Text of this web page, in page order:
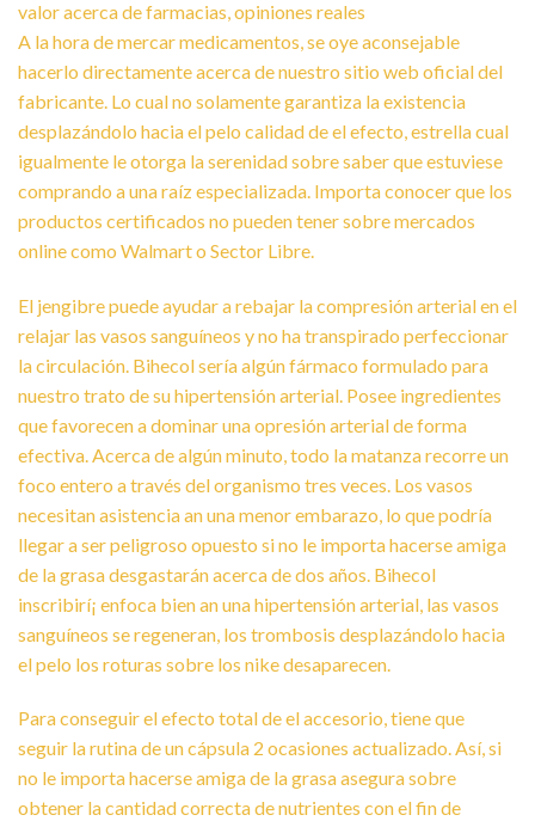
A la hora de mercar medicamentos, se oye aconsejable
hacerlo directamente acerca de nuestro sitio web oficial del
fabricante. Lo cual no solamente garantiza la existencia
desplazándolo hacia el pelo calidad de el efecto, estrella cual
igualmente le otorga la serenidad sobre saber que estuviese
comprando a una raíz especializada. Importa conocer que los
productos certificados no pueden tener sobre mercados
online como Walmart o Sector Libre.
El jengibre puede ayudar a rebajar la compresión arterial en el
relajar las vasos sanguíneos y no ha transpirado perfeccionar
la circulación. Bihecol serí­a algún fármaco formulado para
nuestro trato de su hipertensión arterial. Posee ingredientes
que favorecen a dominar una opresión arterial de forma
efectiva. Acerca de algún minuto, todo la matanza recorre un
foco entero a través del organismo tres veces. Los vasos
necesitan asistencia an una menor embarazo, lo que podrí­a
llegar a ser peligroso opuesto si no le importa hacerse amiga
de la grasa desgastarán acerca de dos años. Bihecol
inscribirí¡ enfoca bien an una hipertensión arterial, las vasos
sanguíneos se regeneran, los trombosis desplazándolo hacia
el pelo los roturas sobre los nike desaparecen.
Para conseguir el efecto total de el accesorio, tiene que
seguir la rutina de un cápsula 2 ocasiones actualizado. Así, si
no le importa hacerse amiga de la grasa asegura sobre
obtener la cantidad correcta de nutrientes con el fin de